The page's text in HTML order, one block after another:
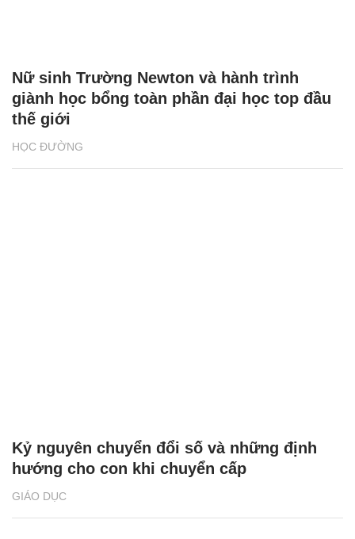
HỌC ĐƯỜNG
Nữ sinh Trường Newton và hành trình
giành học bổng toàn phần đại học top đầu
thế giới
GIÁO DỤC
Kỷ nguyên chuyển đổi số và những định
hướng cho con khi chuyển cấp